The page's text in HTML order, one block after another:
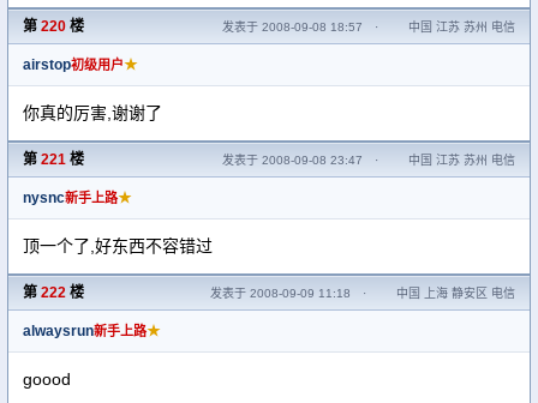
第 220 楼 发表于 2008-09-08 18:57 · 中国 江苏 苏州 电信
airstop初级用户★
你真的厉害,谢谢了
第 221 楼 发表于 2008-09-08 23:47 · 中国 江苏 苏州 电信
nysnc新手上路★
顶一个了,好东西不容错过
第 222 楼 发表于 2008-09-09 11:18 · 中国 上海 静安区 电信
alwaysrun新手上路★
goood